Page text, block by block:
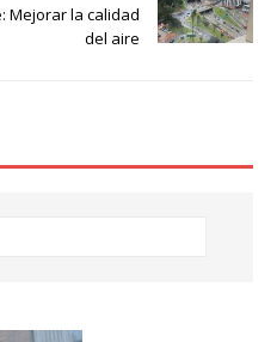
Mejorar la calidad
del aire